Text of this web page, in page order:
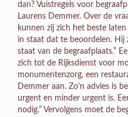
dan? Vuistregels voor
Laurens Demmer. Over de
kunnen zij zich het beste
in staat dat te beoordelen. Hij
staat van de begraafplaats.”
zich tot de Rijksdienst voor
monumentenzorg, een
Demmer aan. Zo’n advies is
urgent en minder urgent is.
nodig.” Vervolgens moet de